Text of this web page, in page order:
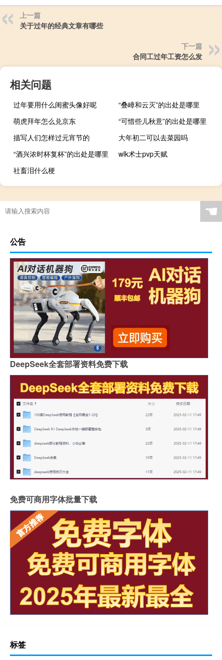
上一篇
关于过年的经典文章有哪些
下一篇
合同工过年工资怎么发
相关问题
过年要用什么闺蜜头像好呢
“叠嶂和云灭”的出处是哪里
萌虎拜年怎么兑京东
“可惜些儿秋意”的出处是哪里
描写人们怎样过元宵节的
大年初二可以去菜园吗
“酒兴浓时杯复杯”的出处是哪里
wlk术士pvp天赋
社畜泪什么梗
☚
公告
DeepSeek全套部署资料免费下载
免费可商用字体批量下载
标签